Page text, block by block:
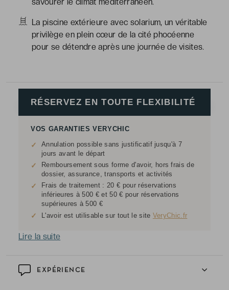
La piscine extérieure avec solarium, un véritable
privilège en plein cœur de la cité phocéenne
pour se détendre après une journée de visites.
EXPÉRIENCE
RÉSERVEZ EN TOUTE FLEXIBILITÉ
VOS GARANTIES VERYCHIC
✓
Annulation possible sans justificatif jusqu'à 7
jours avant le départ
✓
Remboursement sous forme d'avoir, hors frais de
dossier, assurance, transports et activités
✓
Frais de traitement : 20 € pour réservations
inférieures à 500 € et 50 € pour réservations
supérieures à 500 €
✓ L'avoir est utilisable sur tout le site VeryChic.fr
Lire la suite